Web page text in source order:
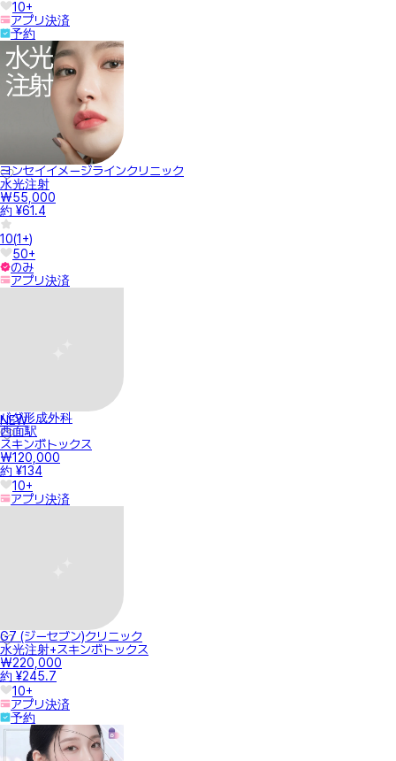
10+
アプリ決済
予約
ヨンセイイメージラインクリニック
水光注射
₩55,000
約 ¥61.4
10(1+)
50+
のみ
アプリ決済
NEW
バダ形成外科
西面駅
スキンボトックス
₩120,000
約 ¥134
10+
アプリ決済
G7 (ジーセブン)クリニック
水光注射+スキンボトックス
₩220,000
約 ¥245.7
10+
アプリ決済
予約